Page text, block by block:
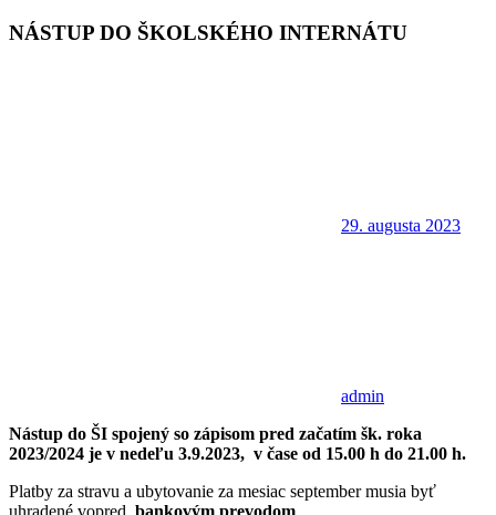
NÁSTUP DO ŠKOLSKÉHO INTERNÁTU
29. augusta 2023
admin
Nástup do ŠI spojený so zápisom pred začatím šk. roka
2023/2024 je v nedeľu 3.9.2023, v čase od 15.00 h do 21.00 h.
Platby za stravu a ubytovanie za mesiac september musia byť